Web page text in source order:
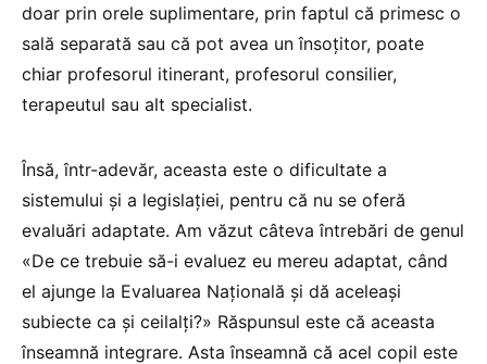
doar prin orele suplimentare, prin faptul că primesc o
sală separată sau că pot avea un însoțitor, poate
chiar profesorul itinerant, profesorul consilier,
terapeutul sau alt specialist.
Însă, într-adevăr, aceasta este o dificultate a
sistemului și a legislației, pentru că nu se oferă
evaluări adaptate. Am văzut câteva întrebări de genul
«De ce trebuie să-i evaluez eu mereu adaptat, când
el ajunge la Evaluarea Națională și dă aceleași
subiecte ca și ceilalți?» Răspunsul este că aceasta
înseamnă integrare. Asta înseamnă că acel copil este